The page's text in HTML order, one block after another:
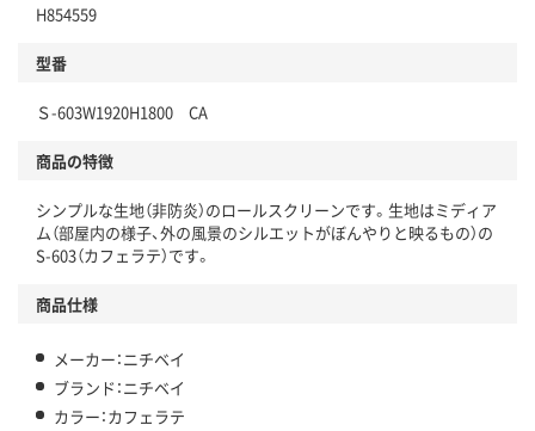
H854559
型番
Ｓ-603W1920H1800 CA
商品の特徴
シンプルな生地（非防炎）のロールスクリーンです。生地はミディア
ム（部屋内の様子、外の風景のシルエットがぼんやりと映るもの）の
S-603（カフェラテ）です。
商品仕様
メーカー：ニチベイ
ブランド：ニチベイ
カラー：カフェラテ